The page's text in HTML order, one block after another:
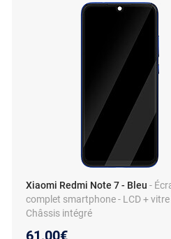
Xiaomi Redmi Note 7 - Bleu -
complet smartphone - LCD +
Châssis intégré